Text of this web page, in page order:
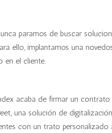
paramos de buscar
ello, implantamos una
en el cliente.
acaba de firmar un contrato
una solución de
con un trato